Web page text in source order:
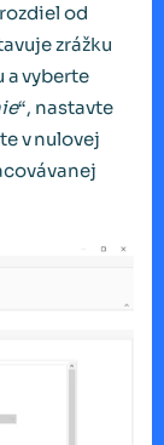
od
zrážku
a vyberte
“, nastavte
v nulovej